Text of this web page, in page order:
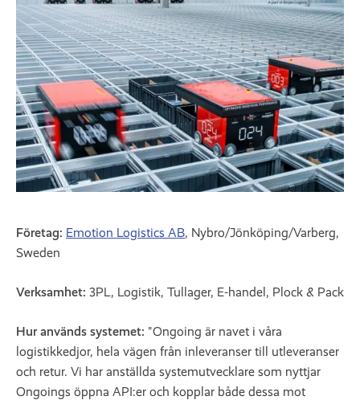
Företag: Emotion Logistics AB, Nybro/Jönköping/Varberg,
Sweden
Verksamhet: 3PL, Logistik, Tullager, E-handel, Plock & Pack
Hur används systemet: "Ongoing är navet i våra
logistikkedjor, hela vägen från inleveranser till utleveranser
och retur. Vi har anställda systemutvecklare som nyttjar
Ongoings öppna API:er och kopplar både dessa mot